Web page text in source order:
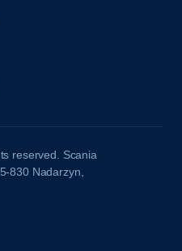
reserved. Scania
830 Nadarzyn,